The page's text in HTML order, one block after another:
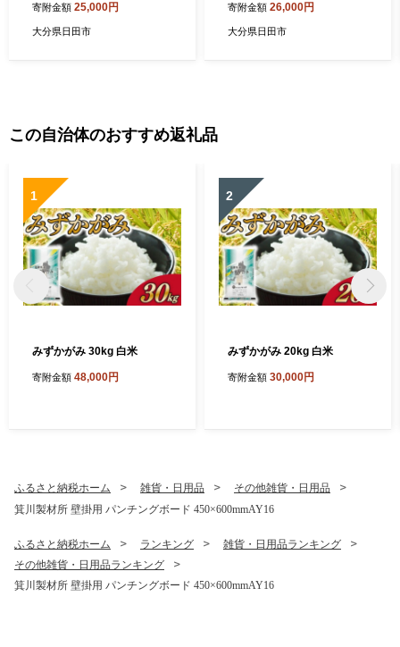
リフォーム 装飾 [ARFU001]
寄附金額 25,000円
大分県日田市
リフォーム 装飾 [ARFU002]
寄附金額 26,000円
大分県日田市
この自治体のおすすめ返礼品
1
みずかがみ 30kg 白米
寄附金額 48,000円
2
みずかがみ 20kg 白米
寄附金額 30,000円
ふるさと納税ホーム 雑貨・日用品
その他雑貨・日用品
箕川製材所 壁掛用 パンチングボード 450×600mmAY16
ふるさと納税ホーム ランキング
雑貨・日用品ランキング
その他雑貨・日用品ランキング
箕川製材所 壁掛用 パンチングボード 450×600mmAY16